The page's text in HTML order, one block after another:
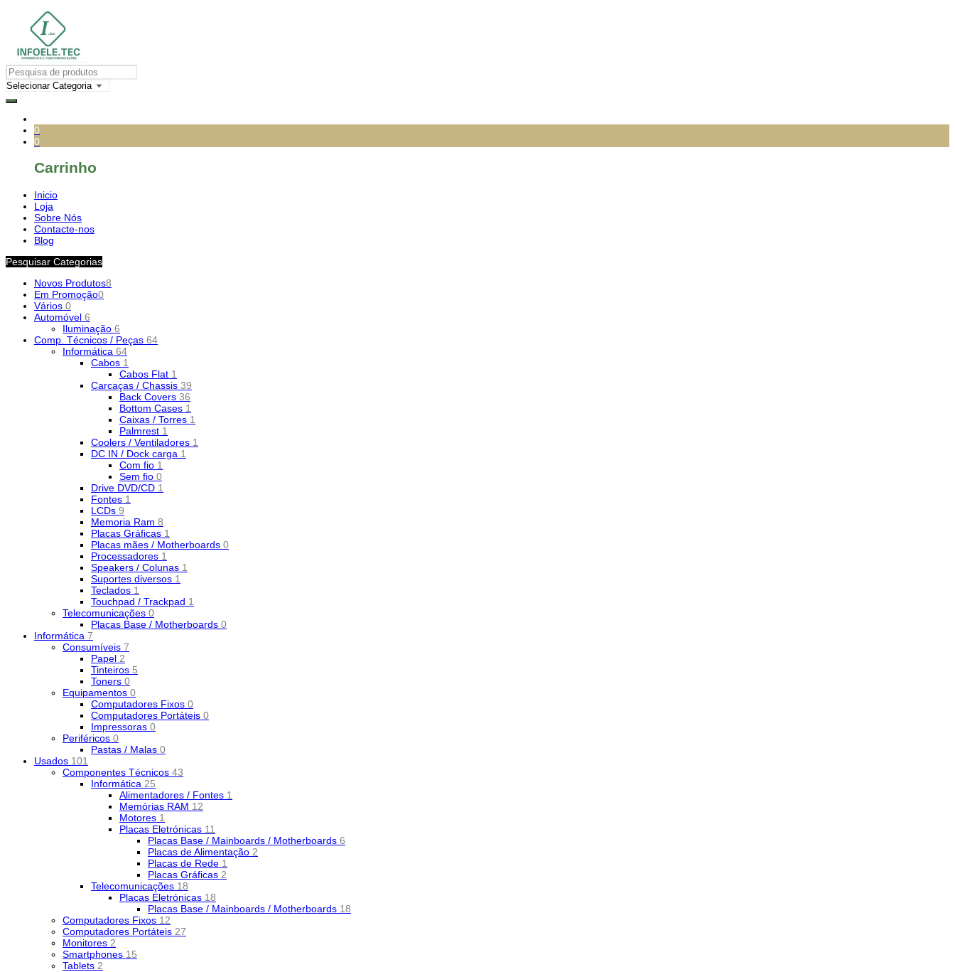
0
0
Carrinho
Inicio
Loja
Sobre Nós
Contacte-nos
Blog
Pesquisar Categorias
Novos Produtos8
Em Promoção0
Vários 0
Automóvel 6
Iluminação 6
Comp. Técnicos / Peças 64
Informática 64
Cabos 1
Cabos Flat 1
Carcaças / Chassis 39
Back Covers 36
Bottom Cases 1
Caixas / Torres 1
Palmrest 1
Coolers / Ventiladores 1
DC IN / Dock carga 1
Com fio 1
Sem fio 0
Drive DVD/CD 1
Fontes 1
LCDs 9
Memoria Ram 8
Placas Gráficas 1
Placas mães / Motherboards 0
Processadores 1
Speakers / Colunas 1
Suportes diversos 1
Teclados 1
Touchpad / Trackpad 1
Telecomunicações 0
Placas Base / Motherboards 0
Informática 7
Consumíveis 7
Papel 2
Tinteiros 5
Toners 0
Equipamentos 0
Computadores Fixos 0
Computadores Portáteis 0
Impressoras 0
Periféricos 0
Pastas / Malas 0
Usados 101
Componentes Técnicos 43
Informática 25
Alimentadores / Fontes 1
Memórias RAM 12
Motores 1
Placas Eletrónicas 11
Placas Base / Mainboards / Motherboards 6
Placas de Alimentação 2
Placas de Rede 1
Placas Gráficas 2
Telecomunicações 18
Placas Eletrónicas 18
Placas Base / Mainboards / Motherboards 18
Computadores Fixos 12
Computadores Portáteis 27
Monitores 2
Smartphones 15
Tablets 2